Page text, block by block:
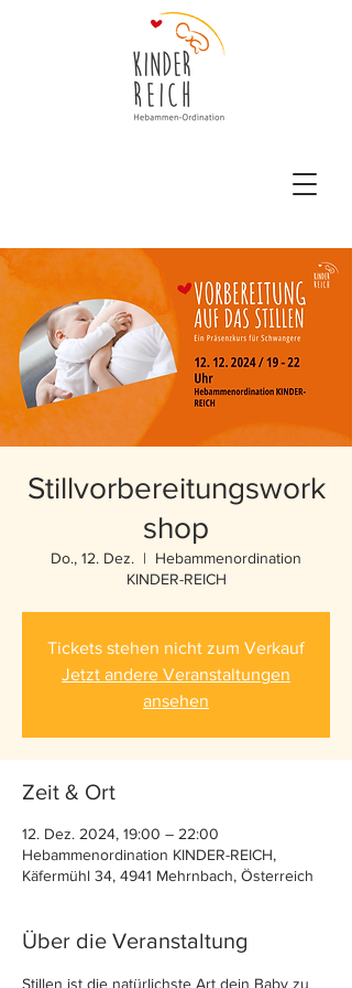
Stillvorbereitungswork
shop
Do., 12. Dez.
  |
Hebammenordination
KINDER-REICH
Tickets stehen nicht zum Verkauf
Jetzt andere Veranstaltungen
ansehen
Zeit & Ort
12. Dez. 2024, 19:00 – 22:00
Hebammenordination KINDER-REICH,
Käfermühl 34, 4941 Mehrnbach, Österreich
Über die Veranstaltung
Stillen ist die natürlichste Art dein Baby zu